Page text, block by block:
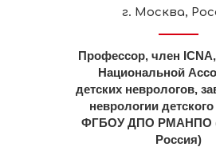
г. Москва,
Профессор, член
Национальной
детских неврологов,
неврологии детского
ФГБОУ ДПО РМАНПО
Россия)